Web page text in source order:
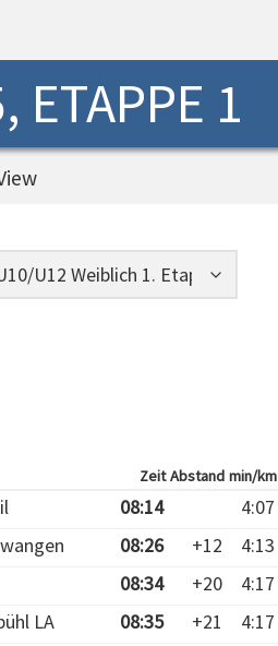
ETAPPE 1
Zeit Abstand min/km
08:14 4:07
08:26 +12 4:13
08:34 +20 4:17
LA 08:35 +21 4:17